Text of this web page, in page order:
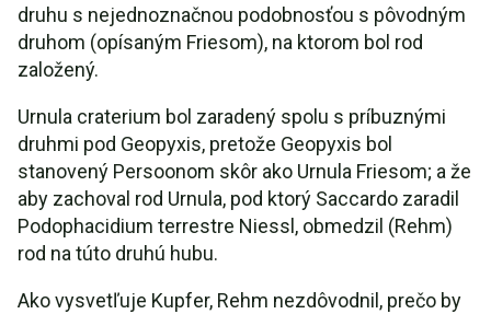
druhu s nejednoznačnou podobnosťou s pôvodným
druhom (opísaným Friesom), na ktorom bol rod
založený.
Urnula craterium bol zaradený spolu s príbuznými
druhmi pod Geopyxis, pretože Geopyxis bol
stanovený Persoonom skôr ako Urnula Friesom; a že
aby zachoval rod Urnula, pod ktorý Saccardo zaradil
Podophacidium terrestre Niessl, obmedzil (Rehm)
rod na túto druhú hubu.
Ako vysvetľuje Kupfer, Rehm nezdôvodnil, prečo by